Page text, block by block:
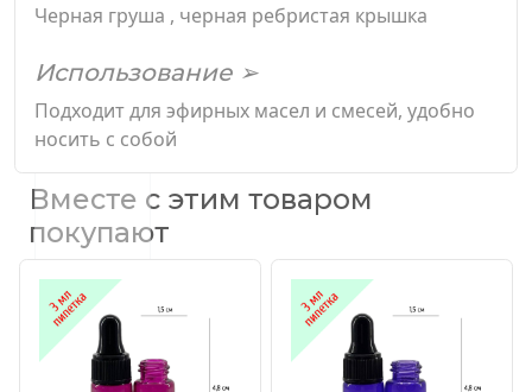
Черная груша , черная ребристая крышка
Использование ➢
Подходит для эфирных масел и смесей, удобно
носить с собой
Вместе с этим товаром
покупают